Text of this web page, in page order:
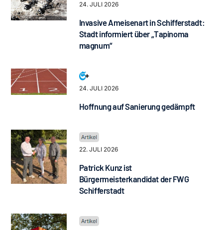
24. JULI 2026
Invasive Ameisenart in Schifferstadt:
Stadt informiert über „Tapinoma
magnum“
24. JULI 2026
Hoffnung auf Sanierung gedämpft
22. JULI 2026
Patrick Kunz ist
Bürgermeisterkandidat der FWG
Schifferstadt